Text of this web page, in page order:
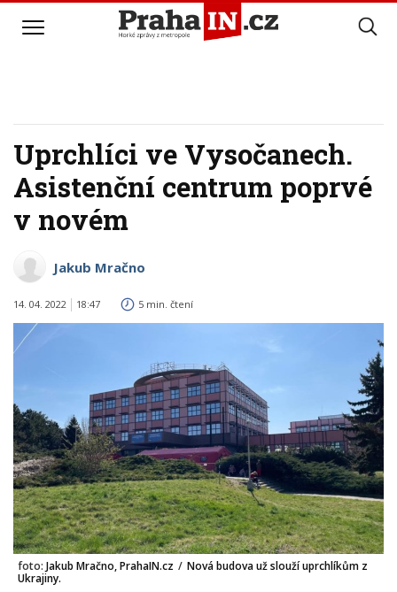
Uprchlíci ve Vysočanech.
Asistenční centrum poprvé
v novém
Jakub Mračno
14. 04. 2022 18:47 5 min. čtení
foto: Jakub Mračno, PrahaIN.cz / Nová budova už slouží uprchlíkům z
Ukrajiny.